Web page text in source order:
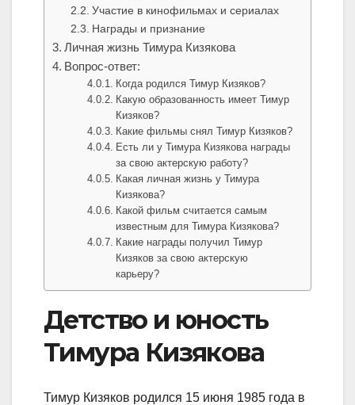
Участие в кинофильмах и сериалах
Награды и признание
Личная жизнь Тимура Кизякова
Вопрос-ответ:
Когда родился Тимур Кизяков?
Какую образованность имеет Тимур
Кизяков?
Какие фильмы снял Тимур Кизяков?
Есть ли у Тимура Кизякова награды
за свою актерскую работу?
Какая личная жизнь у Тимура
Кизякова?
Какой фильм считается самым
известным для Тимура Кизякова?
Какие награды получил Тимур
Кизяков за свою актерскую
карьеру?
Детство и юность
Тимура Кизякова
Тимур Кизяков родился 15 июня 1985 года в